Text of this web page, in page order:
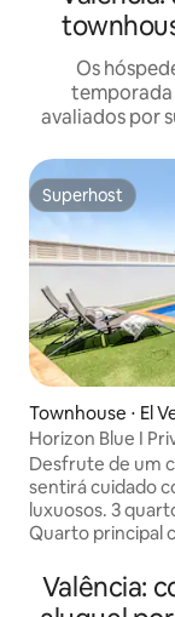
Os
temporada
avaliados por
Superhost
Superhost
Townhouse ⋅ El
Horizon Blue I
Estacionamento
Desfrute de um
sentirá cuidado
luxuosos. 3 quartos | Piscina privativa |
Quarto principal
| TV de 75
escritório
Valência: